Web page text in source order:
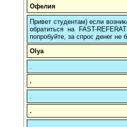
Офелия
Привет студентам) если
обратиться на FAST-
попробуйте, за спрос денег не
Olya
.
.